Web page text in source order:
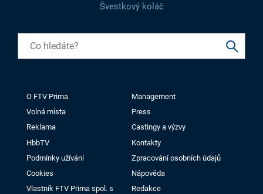
Švestkový koláč
O FTV Prima
Management
Volná místa
Press
Reklama
Castingy a výzvy
HbbTV
Kontakty
Podmínky užívání
Zpracování osobních údajů
Cookies
Nápověda
Vlastník FTV Prima spol. s
Redakce